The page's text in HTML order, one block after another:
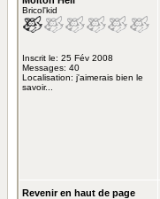
Bricol'kid
Inscrit le: 25 Fév 2008
Messages: 40
Localisation: j'aimerais bien le
savoir...
Revenir en haut de page